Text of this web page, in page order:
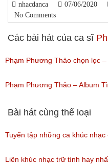
nhacdanca 07/06/2020
No Comments
Các bài hát của ca sĩ
Phạm Phương Thảo chọn lọc
Về Xứ Nghệ Hay Nhất
(Lượt nghe: 287)
Phạm Phương Thảo – Album
(Lượt nghe: 52)
Bài hát cùng thể loại
Tuyển tập những ca khúc
(Lượt nghe: 277)
Liên khúc nhạc trữ tình hay